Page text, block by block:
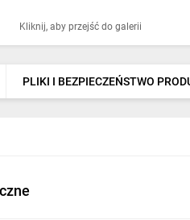
Kliknij, aby przejść do galerii
PLIKI I BEZPIECZEŃSTWO